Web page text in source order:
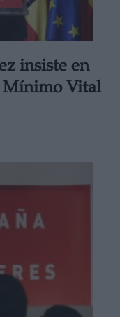
insiste en
Mínimo Vital